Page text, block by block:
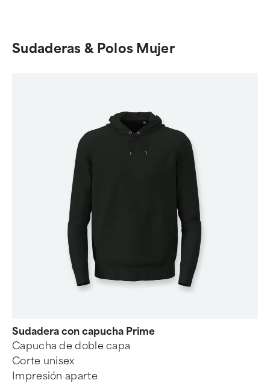
Sudaderas & Polos Mujer
Sudadera con capucha Prime
Capucha de doble capa
Corte unisex
Impresión aparte